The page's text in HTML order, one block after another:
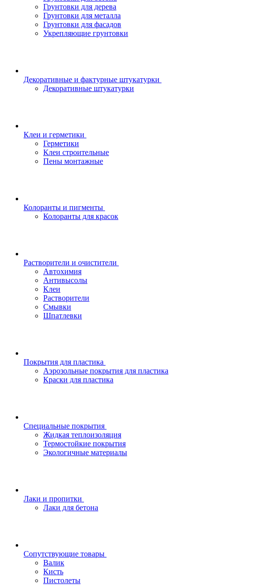
Грунтовки для дерева
Грунтовки для металла
Грунтовки для фасадов
Укрепляющие грунтовки
Декоративные и фактурные штукатурки
Декоративные штукатурки
Клеи и герметики
Герметики
Клеи строительные
Пены монтажные
Колоранты и пигменты
Колоранты для красок
Растворители и очистители
Автохимия
Антивысолы
Клеи
Растворители
Смывки
Шпатлевки
Покрытия для пластика
Аэрозольные покрытия для пластика
Краски для пластика
Специальные покрытия
Жидкая теплоизоляция
Термостойкие покрытия
Экологичные материалы
Лаки и пропитки
Лаки для бетона
Сопутствующие товары
Валик
Кисть
Пистолеты